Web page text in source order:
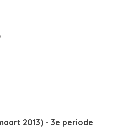
2013) - 3e periode